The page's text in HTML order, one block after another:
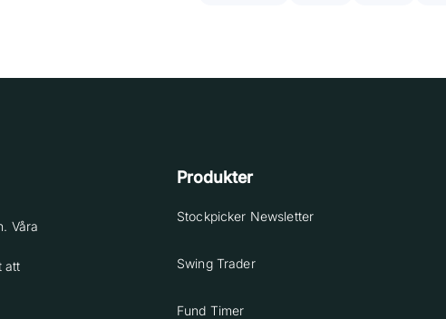
Våra
att
Produkter
Stockpicker Newsletter
Swing Trader
Fund Timer